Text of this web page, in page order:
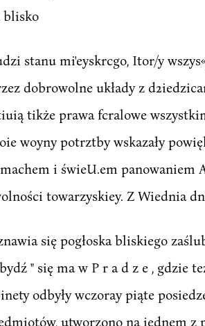
blisko
stanu mi'eyskrcgo, Itor/y
dobrowolne układy z
tikże prawa fcralowe
woyny potrztby wskazały
i świeU.em panowaniem
towarzyskiey. Z Wiednia
się pogłoska bliskiego
" się ma w P r a d z e , gdzie
odbyły wczoray piąte
utworzono na iednem z